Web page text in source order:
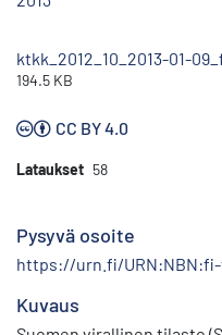
ktkk_2012_10_2013-01-
194.5 KB
CC BY 4.0
Lataukset 58
Pysyvä osoite
https://urn.fi/URN:NBN:fi-
Kuvaus